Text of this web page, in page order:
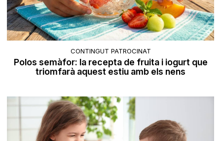
CONTINGUT PATROCINAT
Polos semàfor: la recepta de fruita i iogurt que
triomfarà aquest estiu amb els nens